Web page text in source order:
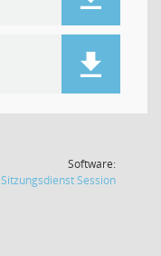
Software:
SitzungsdienstSession(Wird in